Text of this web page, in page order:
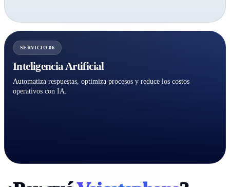
SERVICIO 06
Inteligencia Artificial
Automatiza respuestas, optimiza procesos y reduce los costos
operativos con IA.